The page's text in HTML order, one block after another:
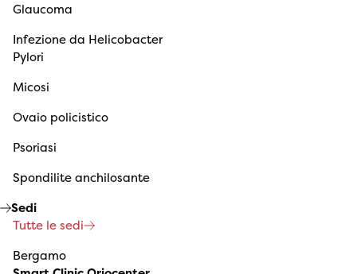
Glaucoma
Infezione da Helicobacter
Pylori
Micosi
Ovaio policistico
Psoriasi
Spondilite anchilosante
Sedi
Tutte le sedi
Bergamo